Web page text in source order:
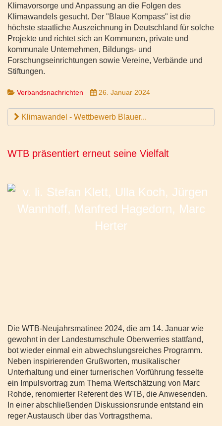
Klimavorsorge und Anpassung an die Folgen des
Klimawandels gesucht. Der "Blaue Kompass" ist die
höchste staatliche Auszeichnung in Deutschland für solche
Projekte und richtet sich an Kommunen, private und
kommunale Unternehmen, Bildungs- und
Forschungseinrichtungen sowie Vereine, Verbände und
Stiftungen.
Verbandsnachrichten 26. Januar 2024
Klimawandel - Wettbewerb Blauer...
WTB präsentiert erneut seine Vielfalt
Die WTB-Neujahrsmatinee 2024, die am 14. Januar wie
gewohnt in der Landesturnschule Oberwerries stattfand,
bot wieder einmal ein abwechslungsreiches Programm.
Neben inspirierenden Grußworten, musikalischer
Unterhaltung und einer turnerischen Vorführung fesselte
ein Impulsvortrag zum Thema Wertschätzung von Marc
Rohde, renomierter Referent des WTB, die Anwesenden.
In einer abschließenden Diskussionsrunde entstand ein
reger Austausch über das Vortragsthema.